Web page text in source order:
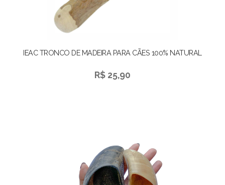
IEAC TRONCO DE MADEIRA PARA CÃES 100% NATURAL
R$ 25,90